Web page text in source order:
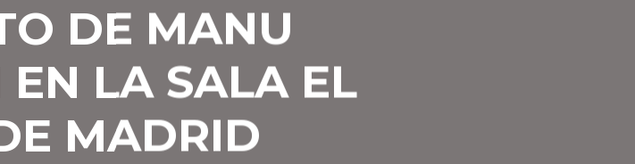
DE MANU
LA SALA EL
MADRID